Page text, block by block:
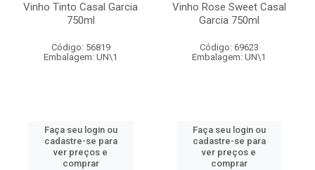
Vinho Tinto Casal Garcia
750ml
Código: 56819
Embalagem: UN\1
Faça seu login ou
cadastre-se para
ver preços e
comprar
Vinho Rose Sweet Casal
Garcia 750ml
Código: 69623
Embalagem: UN\1
Faça seu login ou
cadastre-se para
ver preços e
comprar